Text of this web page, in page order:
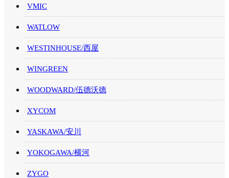
VMIC
WATLOW
WESTINHOUSE/西屋
WINGREEN
WOODWARD/伍德沃德
XYCOM
YASKAWA/安川
YOKOGAWA/横河
ZYGO